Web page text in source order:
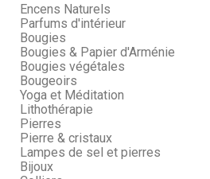
Encens Naturels
Parfums d'intérieur
Bougies
Bougies & Papier d'Arménie
Bougies végétales
Bougeoirs
Yoga et Méditation
Lithothérapie
Pierres
Pierre & cristaux
Lampes de sel et pierres
Bijoux